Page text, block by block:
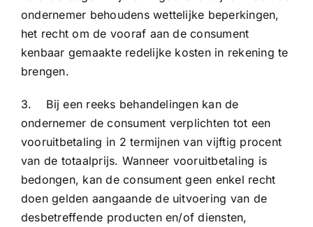
ondernemer behoudens wettelijke beperkingen,
het recht om de vooraf aan de consument
kenbaar gemaakte redelijke kosten in rekening te
brengen.
3. Bij een reeks behandelingen kan de
ondernemer de consument verplichten tot een
vooruitbetaling in 2 termijnen van vijftig procent
van de totaalprijs. Wanneer vooruitbetaling is
bedongen, kan de consument geen enkel recht
doen gelden aangaande de uitvoering van de
desbetreffende producten en/of diensten,